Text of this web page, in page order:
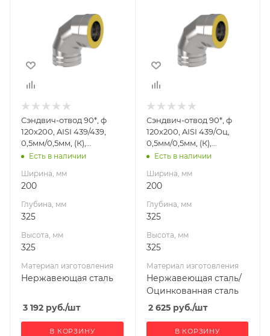
Глубина, мм
Высота, мм
325
Материал
Нержавеющая
сталь
Производитель
УМК
Сэндвич-отвод 90*, ф
120х200, AISI 439/439,
0,5мм/0,5мм, (К),
удл=60мм
Есть в наличии
Ширина, мм
200
Глубина, мм
325
Высота, мм
325
Материал изготовления
Нержавеющая сталь
3 192 руб./шт
В КОРЗИНУ
Глубина, мм
Высота, мм
325
Материал
Нержавеющая
сталь/
Оцинкованная
сталь
УМК
Сэндвич-отвод 90*, ф
120х200, AISI 439/Оц,
0,5мм/0,5мм, (К),
удл=60мм
Есть в наличии
Ширина, мм
200
Глубина, мм
325
Высота, мм
325
Материал изготовления
Нержавеющая сталь/
Оцинкованная сталь
2 625руб./шт
В КОРЗИНУ